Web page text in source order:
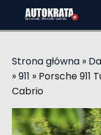
Strona główna »
»911 » Porsche 911
Cabrio